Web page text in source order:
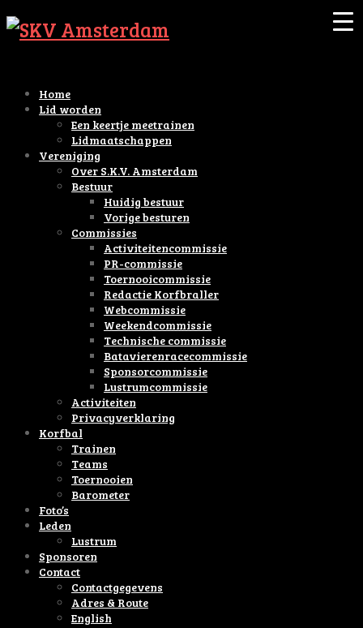
Home
Lid worden
Een keertje meetrainen
Lidmaatschappen
Vereniging
Over S.K.V. Amsterdam
Bestuur
Huidig bestuur
Vorige besturen
Commissies
Activiteitencommissie
PR-commissie
Toernooicommissie
Redactie Korfbraller
Webcommissie
Weekendcommissie
Technische commissie
Batavierenracecommissie
Sponsorcommissie
Lustrumcommissie
Activiteiten
Privacyverklaring
Korfbal
Trainen
Teams
Toernooien
Barometer
Foto’s
Leden
Lustrum
Sponsoren
Contact
Contactgegevens
Adres & Route
English